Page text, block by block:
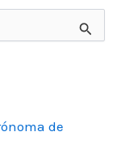
de